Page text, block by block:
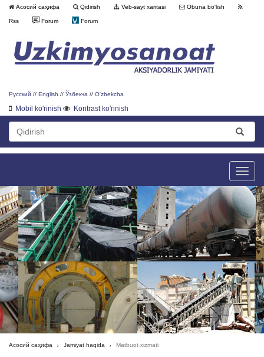
Асосий саҳифа Qidirish Veb-sayt xaritasi Obuna bo'lish
Rss Forum Forum
Русский // English // Ўзбекча // O'zbekcha
Mobil ko'rinish Kontrast ko'rinish
Toggle
Асосий саҳифа Jamiyat haqida Matbuot xizmati